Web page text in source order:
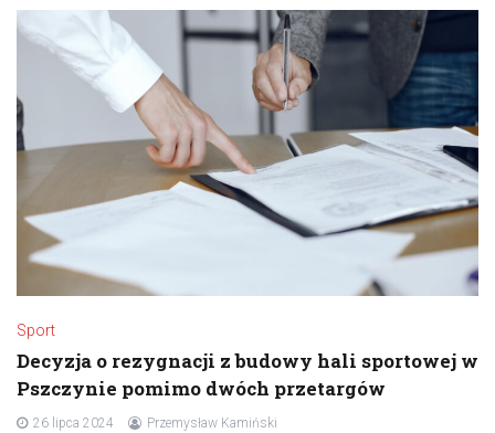
Sport
Decyzja o rezygnacji z budowy hali sportowej w
Pszczynie pomimo dwóch przetargów
26 lipca 2024 Przemysław Kamiński